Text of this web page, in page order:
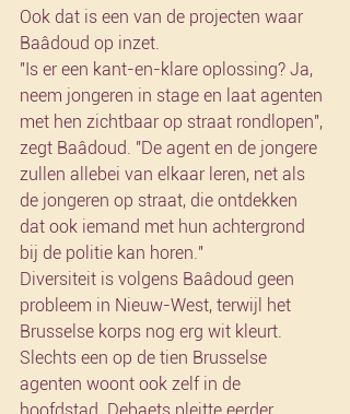
Ook dat is een van de projecten waar
Baâdoud op inzet.
"Is er een kant-en-klare oplossing? Ja,
neem jongeren in stage en laat agenten
met hen zichtbaar op straat rondlopen",
zegt Baâdoud. "De agent en de jongere
zullen allebei van elkaar leren, net als
de jongeren op straat, die ontdekken
dat ook iemand met hun achtergrond
bij de politie kan horen."
Diversiteit is volgens Baâdoud geen
probleem in Nieuw-West, terwijl het
Brusselse korps nog erg wit kleurt.
Slechts een op de tien Brusselse
agenten woont ook zelf in de